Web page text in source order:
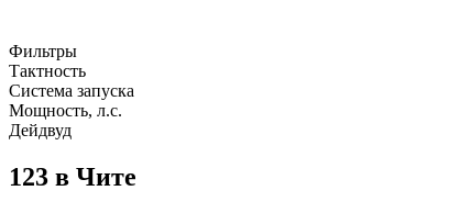
Фильтры
Тактность
Система запуска
Мощность, л.с.
Дейдвуд
123 в Чите